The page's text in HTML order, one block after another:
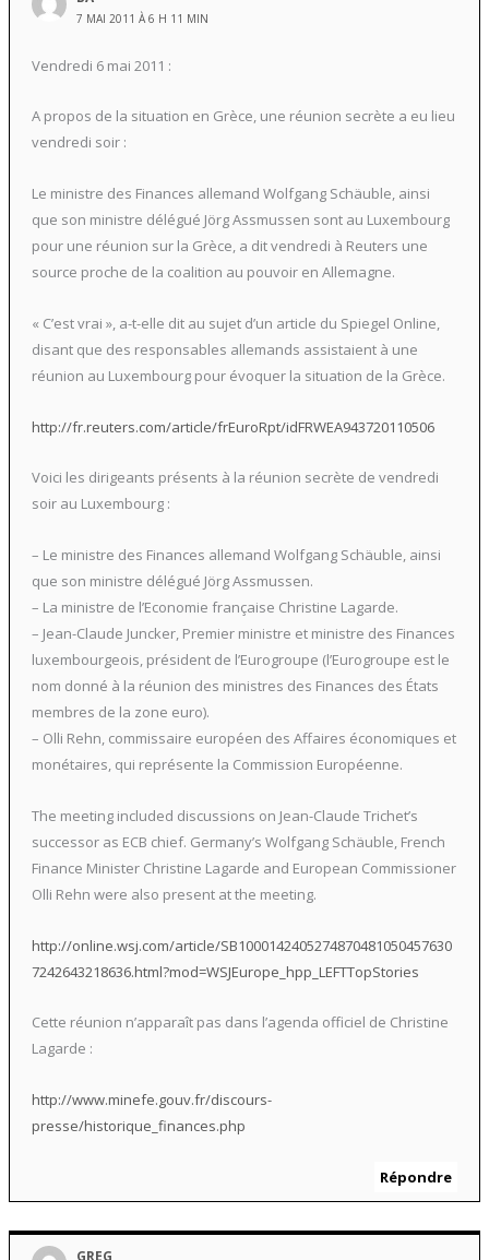
7 MAI 2011 À 6 H 11 MIN
Vendredi 6 mai 2011 :
A propos de la situation en Grèce, une réunion secrète a eu lieu
vendredi soir :
Le ministre des Finances allemand Wolfgang Schäuble, ainsi
que son ministre délégué Jörg Assmussen sont au Luxembourg
pour une réunion sur la Grèce, a dit vendredi à Reuters une
source proche de la coalition au pouvoir en Allemagne.
« C’est vrai », a-t-elle dit au sujet d’un article du Spiegel Online,
disant que des responsables allemands assistaient à une
réunion au Luxembourg pour évoquer la situation de la Grèce.
http://fr.reuters.com/article/frEuroRpt/idFRWEA943720110506
Voici les dirigeants présents à la réunion secrète de vendredi
soir au Luxembourg :
– Le ministre des Finances allemand Wolfgang Schäuble, ainsi
que son ministre délégué Jörg Assmussen.
– La ministre de l’Economie française Christine Lagarde.
– Jean-Claude Juncker, Premier ministre et ministre des Finances
luxembourgeois, président de l’Eurogroupe (l’Eurogroupe est le
nom donné à la réunion des ministres des Finances des États
membres de la zone euro).
– Olli Rehn, commissaire européen des Affaires économiques et
monétaires, qui représente la Commission Européenne.
The meeting included discussions on Jean-Claude Trichet’s
successor as ECB chief. Germany’s Wolfgang Schäuble, French
Finance Minister Christine Lagarde and European Commissioner
Olli Rehn were also present at the meeting.
http://online.wsj.com/article/SB1000142405274870481050457630
7242643218636.html?mod=WSJEurope_hpp_LEFTTopStories
Cette réunion n’apparaît pas dans l’agenda officiel de Christine
Lagarde :
http://www.minefe.gouv.fr/discours-
presse/historique_finances.php
Répondre
GREG